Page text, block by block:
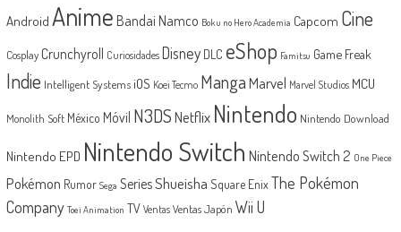
Android Anime Bandai Namco Boku no Hero Academia Capcom Cine
Cosplay Crunchyroll Curiosidades Disney DLC eShop Famitsu Game Freak
Indie Intelligent Systems iOS Koei Tecmo MangaMarvel Marvel Studios MCU
Monolith Soft México Móvil N3DSNetflix Nintendo Nintendo Download
Nintendo EPD Nintendo Switch Nintendo Switch 2 One Piece
Pokémon Rumor Sega SeriesShueisha Square EnixThe Pokémon
Company Toei Animation TV Ventas Ventas Japón Wii U